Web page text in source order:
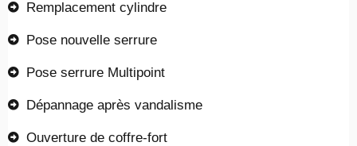
Remplacement cylindre
Pose nouvelle serrure
Pose serrure Multipoint
Dépannage après vandalisme
Ouverture de coffre-fort